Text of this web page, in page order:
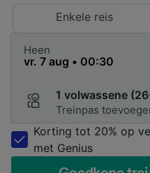
Enkele reis
Heen
1 volwassene
Treinpas
Korting tot 20% op
met Genius